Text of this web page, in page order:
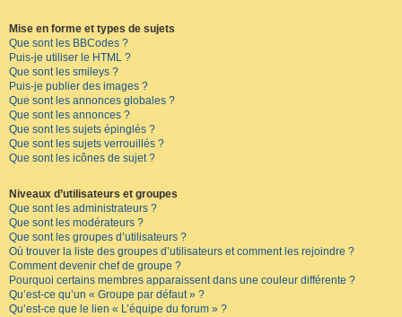
Mise en forme et types de sujets
Que sont les BBCodes ?
Puis-je utiliser le HTML ?
Que sont les smileys ?
Puis-je publier des images ?
Que sont les annonces globales ?
Que sont les annonces ?
Que sont les sujets épinglés ?
Que sont les sujets verrouillés ?
Que sont les icônes de sujet ?
Niveaux d’utilisateurs et groupes
Que sont les administrateurs ?
Que sont les modérateurs ?
Que sont les groupes d’utilisateurs ?
Où trouver la liste des groupes d’utilisateurs et comment les rejoindre ?
Comment devenir chef de groupe ?
Pourquoi certains membres apparaissent dans une couleur différente ?
Qu’est-ce qu’un « Groupe par défaut » ?
Qu’est-ce que le lien « L’équipe du forum » ?